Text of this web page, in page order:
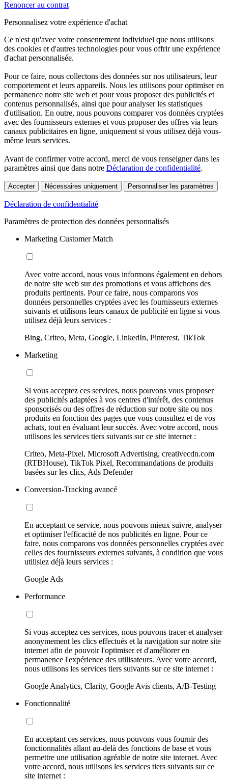
Renoncer au contrat
Personnalisez votre expérience d'achat
Ce n'est qu'avec votre consentement individuel que nous utilisons
des cookies et d'autres technologies pour vous offrir une expérience
d'achat personnalisée.
Pour ce faire, nous collectons des données sur nos utilisateurs, leur
comportement et leurs appareils. Nous les utilisons pour optimiser en
permanence notre site web et pour vous proposer des publicités et
contenus personnalisés, ainsi que pour analyser les statistiques
d'utilisation. En outre, nous pouvons comparer vos données cryptées
avec des fournisseurs externes et vous proposer des offres via leurs
canaux publicitaires en ligne, uniquement si vous utilisez déjà vous-
même leurs services.
Avant de confirmer votre accord, merci de vous renseigner dans les
paramètres ainsi que dans notre Déclaration de confidentialité.
Accepter Nécessaires uniquement Personnaliser les paramètres
Déclaration de confidentialité
Paramètres de protection des données personnalisés
Marketing Customer Match
Avec votre accord, nous vous informons également en dehors
de notre site web sur des promotions et vous affichons des
produits pertinents. Pour ce faire, nous comparons vos
données personnelles cryptées avec les fournisseurs externes
suivants et utilisons leurs canaux de publicité en ligne si vous
utilisez déjà leurs services :
Bing, Criteo, Meta, Google, LinkedIn, Pinterest, TikTok
Marketing
Si vous acceptez ces services, nous pouvons vous proposer
des publicités adaptées à vos centres d'intérêt, des contenus
sponsorisés ou des offres de réduction sur notre site ou nos
produits en fonction des pages que vous consultez et de vos
achats, tout en évaluant leur succès. Avec votre accord, nous
utilisons les services tiers suivants sur ce site internet :
Criteo, Meta-Pixel, Microsoft Advertising, creativecdn.com
(RTBHouse), TikTok Pixel, Recommandations de produits
basées sur les clics, Ads Defender
Conversion-Tracking avancé
En acceptant ce service, nous pouvons mieux suivre, analyser
et optimiser l'efficacité de nos publicités en ligne. Pour ce
faire, nous comparons vos données personnelles cryptées avec
celles des fournisseurs externes suivants, à condition que vous
utilisiez déjà leurs services :
Google Ads
Performance
Si vous acceptez ces services, nous pouvons tracer et analyser
anonymement les clics effectués et la navigation sur notre site
internet afin de pouvoir l'optimiser et d'améliorer en
permanence l'expérience des utilisateurs. Avec votre accord,
nous utilisons les services tiers suivants sur ce site internet :
Google Analytics, Clarity, Google Avis clients, A/B-Testing
Fonctionnalité
En acceptant ces services, nous pouvons vous fournir des
fonctionnalités allant au-delà des fonctions de base et vous
permettre une utilisation agréable de notre site internet. Avec
votre accord, nous utilisons les services tiers suivants sur ce
site internet :